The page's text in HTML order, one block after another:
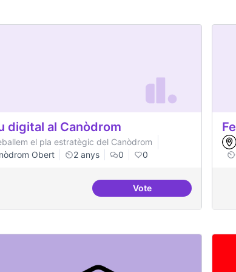
digital al Canòdrom
el pla estratègic del Canòdrom
Obert
2 anys 0 0
VoteArxiu digital al